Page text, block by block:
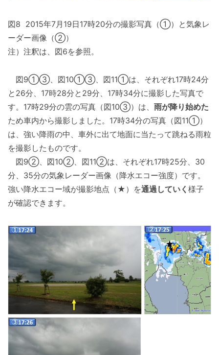
図8 2015年7月19日17時20分の撮影写真（①）と気象レ
ーダー画像（②）
注）注釈は、図6を参照。
図9①③、図10①③、図11①は、それぞれ17時24分
と26分、17時28分と29分、17時34分に撮影した写真で
す。17時29分の雲の写真（図10③）は、 雨が降り始めた
ため車内から撮影しました。17時34分の写真（図11①）
は、強い降雨の中、車外に出て地面に当たって跳ねる雨粒
を撮影したものです。
図9②、図10②、図11②は、それぞれ17時25分、30
分、35分の気象レーダー画像（降水エコー強度）です。
強い降水エコー域が撮影地点（★）を通過していく 様子
が確認できます。